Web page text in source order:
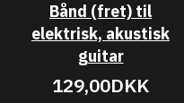
Bånd (fret) til
elektrisk, akustisk
guitar
129,00DKK